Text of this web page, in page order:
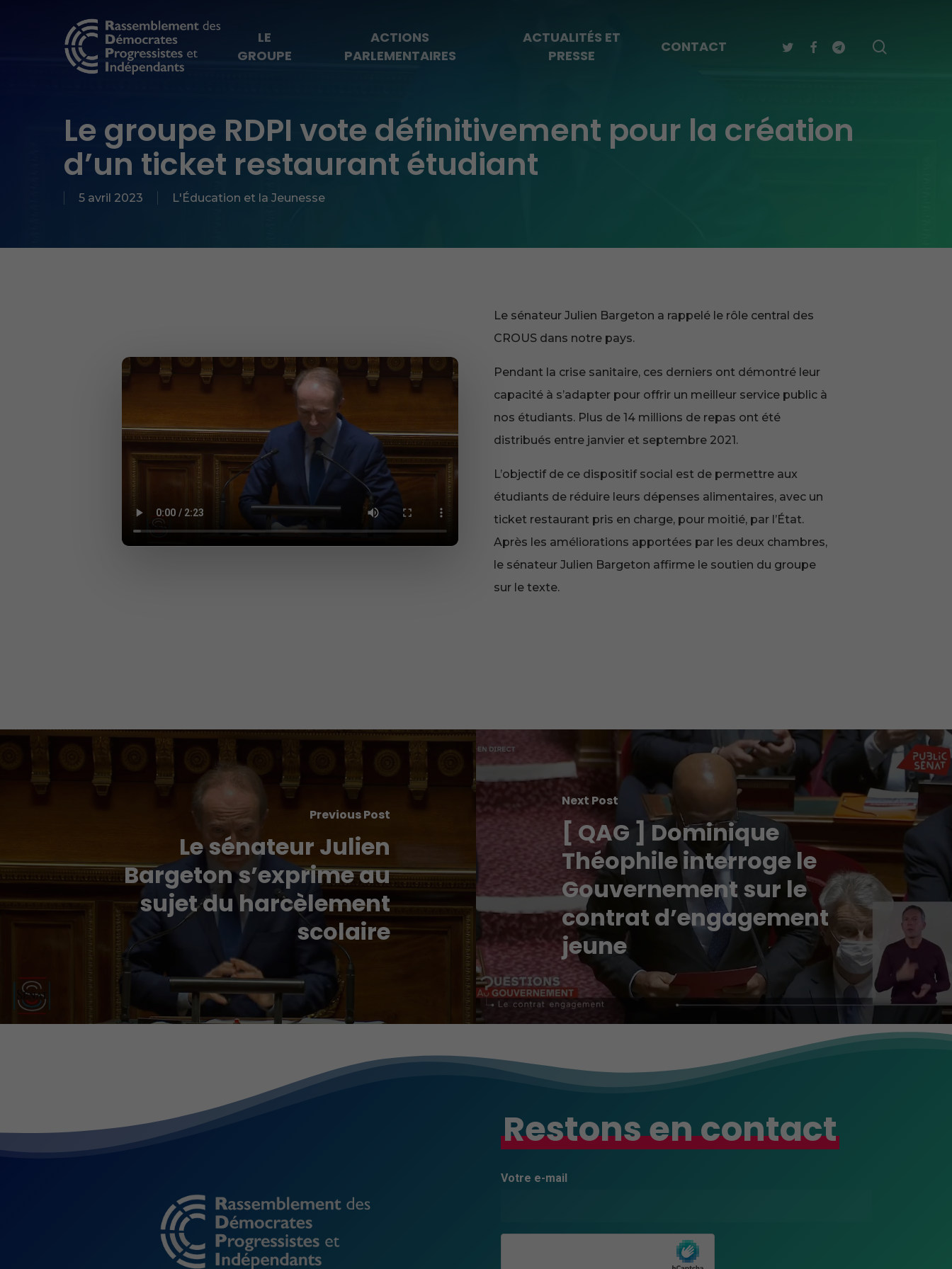
LE
GROUPE
ACTIONS
PARLEMENTAIRES
ACTUALITÉS ET
PRESSE
CONTACT TWITTERFACEBOOK
TELEGRAM
Le groupe RDPI vote définitivement pour la création
d’un ticket restaurant étudiant
5 avril 2023 L'Éducation et la Jeunesse
Le sénateur Julien Bargeton a rappelé le rôle central des
CROUS dans notre pays.
Pendant la crise sanitaire, ces derniers ont démontré leur
capacité à s’adapter pour offrir un meilleur service public à
nos étudiants. Plus de 14 millions de repas ont été
distribués entre janvier et septembre 2021.
L’objectif de ce dispositif social est de permettre aux
étudiants de réduire leurs dépenses alimentaires, avec un
ticket restaurant pris en charge, pour moitié, par l’État.
Après les améliorations apportées par les deux chambres,
le sénateur Julien Bargeton affirme le soutien du groupe
sur le texte.
Previous Post
Le sénateur Julien
Bargeton s’exprime au
sujet du harcèlement
scolaire
Next Post
[ QAG ] Dominique
Théophile interroge le
Gouvernement sur le
contrat d’engagement
jeune
Restons en contact
Votre e-mail